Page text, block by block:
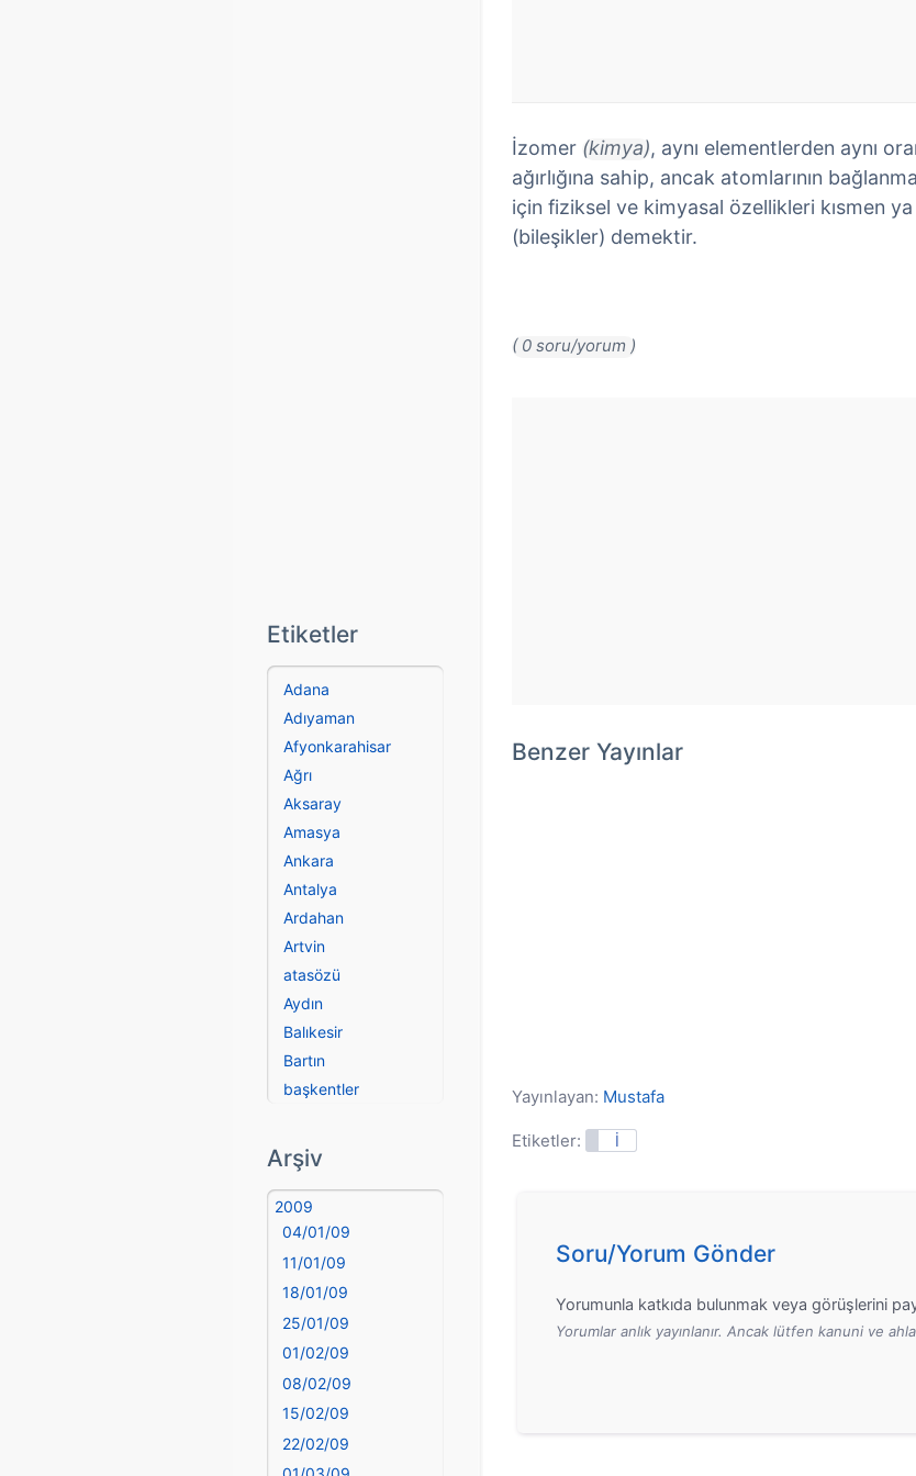
İzomer (kimya), aynı elementlerden aynı
ağırlığına sahip, ancak atomlarının
için fiziksel ve kimyasal özellikleri kısmen
(bileşikler) demektir.
( 0 soru/yorum )
Benzer Yayınlar
Yayınlayan: Mustafa
Etiketler: İ
Soru/Yorum Gönder
Yorumunla katkıda bulunmak veya görüşlerini
Yorumlar anlık yayınlanır. Ancak lütfen kanuni ve
Etiketler
Adana
Adıyaman
Afyonkarahisar
Ağrı
Aksaray
Amasya
Ankara
Antalya
Ardahan
Artvin
atasözü
Aydın
Balıkesir
Bartın
başkentler
Bayburt
Bilecik
Bingöl
Bitlis
Bolu
Burdur
Bursa
Çanakkale
Çankırı
Çorum
Arşiv
2009
04/01/09
11/01/09
18/01/09
25/01/09
01/02/09
08/02/09
15/02/09
22/02/09